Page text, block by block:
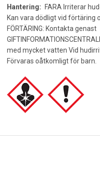
Hantering:
FARA Irriterar
Kan vara dödligt vid förtäring
FÖRTÄRING: Kontakta genast
med mycket vatten Vid
Förvaras oåtkomligt för barn.